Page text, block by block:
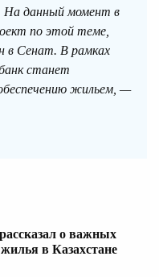
На данный момент в
по этой теме,
в Сенат. В рамках
станет
жильем, —
о важных
в Казахстане